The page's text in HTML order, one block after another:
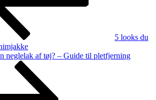
rigtigt
(våd
vs.
tør)
5 looks du
neglelak af tøj? – Guide til pletfjerning